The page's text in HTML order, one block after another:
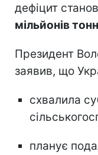
дефіцит
мільйонів
Президент
заявив, що
схвалила
планує